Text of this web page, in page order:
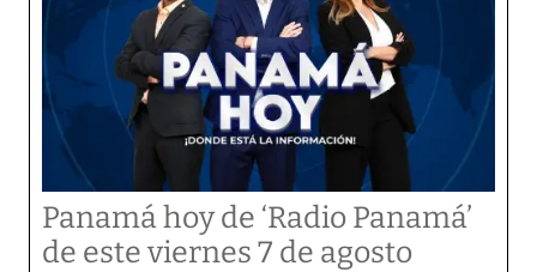
Panamá hoy de ‘Radio Panamá’
de este viernes 7 de agosto